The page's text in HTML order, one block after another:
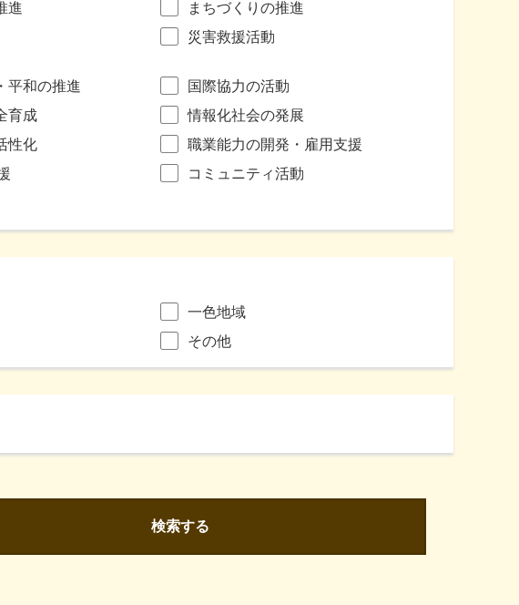
進
まちづくりの推進
災害救援活動
平和の推進
国際協力の活動
育成
情報化社会の発展
性化
職業能力の開発・雇用支援
コミュニティ活動
一色地域
その他
検索する